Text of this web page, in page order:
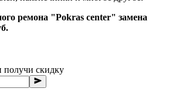
ремона "Pokras center" замена
скидку